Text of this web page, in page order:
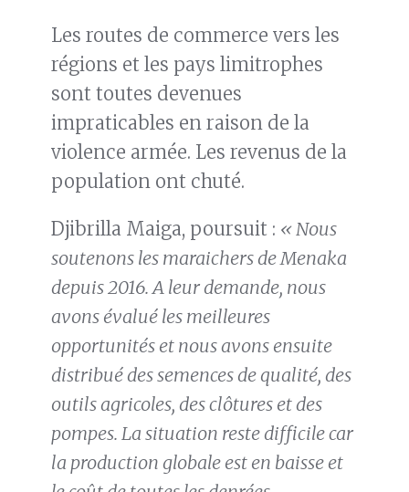
Les routes de commerce vers les
régions et les pays limitrophes
sont toutes devenues
impraticables en raison de la
violence armée. Les revenus de la
population ont chuté.
Djibrilla Maiga, poursuit : « Nous
soutenons les maraichers de Menaka
depuis 2016. A leur demande, nous
avons évalué les meilleures
opportunités et nous avons ensuite
distribué des semences de qualité, des
outils agricoles, des clôtures et des
pompes. La situation reste difficile car
la production globale est en baisse et